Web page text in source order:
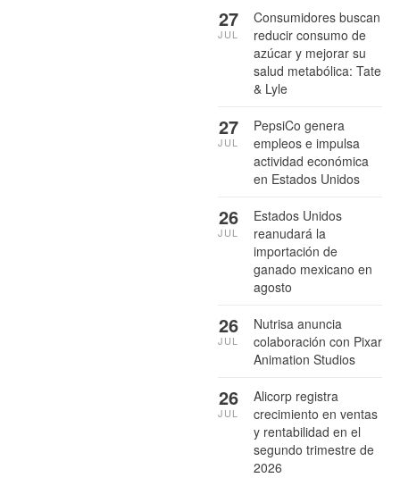
Consumidores buscan
reducir consumo de
azúcar y mejorar su
salud metabólica: Tate
& Lyle
27
JUL
PepsiCo genera
empleos e impulsa
actividad económica
en Estados Unidos
27
JUL
Estados Unidos
reanudará la
importación de
ganado mexicano en
agosto
26
JUL
Nutrisa anuncia
colaboración con Pixar
Animation Studios
26
JUL
Alicorp registra
crecimiento en ventas
y rentabilidad en el
segundo trimestre de
2026
26
JUL